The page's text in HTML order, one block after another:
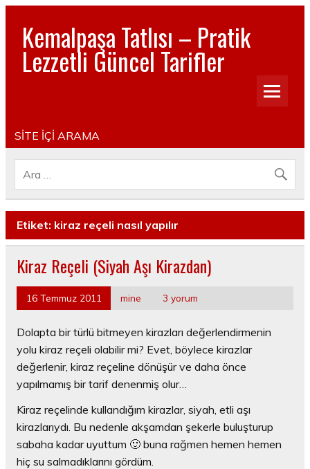
Kemalpaşa Tatlısı – Pratik
Lezzetli Güncel Tarifler
Pratik, lezzetli, Güncel, Resimli, Pasta- Yemek- Kurabiye-
SİTE İÇİ ARAMA
Etiket: kiraz reçeli nasıl yapılır
Kiraz Reçeli (Siyah Aşı Kirazdan)
16 Temmuz 2011 mine 3 yorum
Dolapta bir türlü bitmeyen kirazları değerlendirmenin
yolu kiraz reçeli olabilir mi? Evet, böylece kirazlar
değerlenir, kiraz reçeline dönüşür ve daha önce
yapılmamış bir tarif denenmiş olur…
Kiraz reçelinde kullandığım kirazlar, siyah, etli aşı
kirazlarıydı. Bu nedenle akşamdan şekerle buluşturup
sabaha kadar uyuttum 🙂 buna rağmen hemen hemen
hiç su salmadıklarını gördüm.